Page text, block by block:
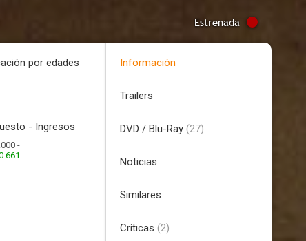
Estrenada
por edades
- Ingresos
-
Información
Trailers
DVD / Blu-Ray (27)
Noticias
Similares
Críticas (2)